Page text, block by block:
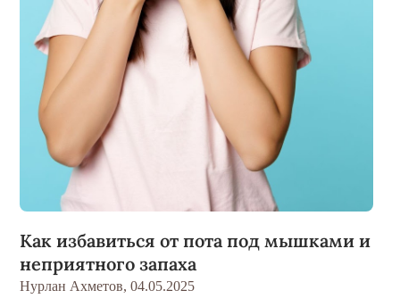
Как избавиться от пота под мышками и
неприятного запаха
Нурлан Ахметов, 04.05.2025